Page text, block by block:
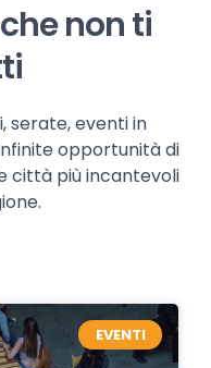
non ti
serate, eventi in
opportunità di
città più incantevoli
EVENTI